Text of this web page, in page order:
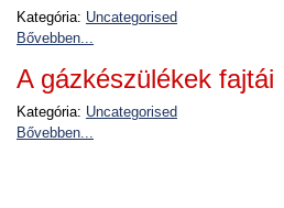
Kategória: Uncategorised
Bővebben...
A gázkészülékek fajtái
Kategória: Uncategorised
Bővebben...